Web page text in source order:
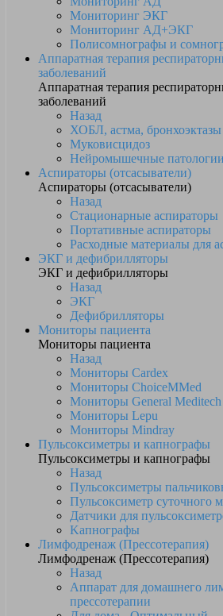
Мониторинг ЭКГ
Мониторинг АД+ЭКГ
Полисомнографы и
Аппаратная терапия
заболеваний
Аппаратная терапия
заболеваний
Назад
ХОБЛ, астма, бронхоэктазы
Муковисцидоз
Нейромышечные
Аспираторы (отсасыватели)
Аспираторы (отсасыватели)
Назад
Стационарные аспираторы
Портативные аспираторы
Расходные материалы для
ЭКГ и дефибрилляторы
ЭКГ и дефибрилляторы
Назад
ЭКГ
Дефибрилляторы
Мониторы пациента
Мониторы пациента
Назад
Мониторы Cardex
Мониторы ChoiceMMed
Мониторы General Meditech
Мониторы Lepu
Мониторы Mindray
Пульсоксиметры и капнографы
Пульсоксиметры и капнографы
Назад
Пульсоксиметры
Пульсоксиметр суточного
Датчики для
Kапнографы
Лимфодренаж (Прессотерапия)
Лимфодренаж (Прессотерапия)
Назад
Аппарат для домашнего
прессотерапии